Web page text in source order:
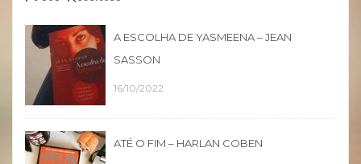
A ESCOLHA DE YASMEENA – JEAN
SASSON
16/10/2022
ATÉ O FIM – HARLAN COBEN